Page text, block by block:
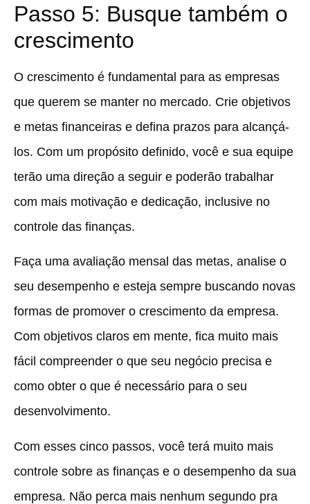
Passo 5: Busque também o
crescimento
O crescimento é fundamental para as empresas
que querem se manter no mercado. Crie objetivos
e metas financeiras e defina prazos para alcançá-
los. Com um propósito definido, você e sua equipe
terão uma direção a seguir e poderão trabalhar
com mais motivação e dedicação, inclusive no
controle das finanças.
Faça uma avaliação mensal das metas, analise o
seu desempenho e esteja sempre buscando novas
formas de promover o crescimento da empresa.
Com objetivos claros em mente, fica muito mais
fácil compreender o que seu negócio precisa e
como obter o que é necessário para o seu
desenvolvimento.
Com esses cinco passos, você terá muito mais
controle sobre as finanças e o desempenho da sua
empresa. Não perca mais nenhum segundo pra